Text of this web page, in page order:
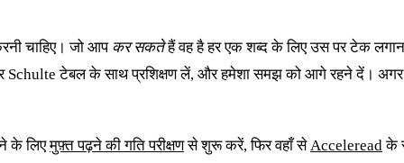
चाहिए। जो आप कर सकतेहैं वह है हर एक शब्द के लिए उस पर टेक
टेबल के साथ प्रशिक्षण लें, और हमेशा समझ को आगे रहने दें। अगर
के लिएमुफ़्त पढ़ने की गति परीक्षणसे शुरू करें, फिर वहाँ से Acceleread के